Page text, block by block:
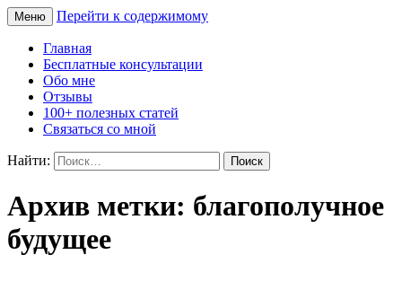
Свет Радости
Меню Перейти к содержимому
Главная
Бесплатные консультации
Обо мне
Отзывы
100+ полезных статей
Связаться со мной
Найти:
Архив метки: благополучное
будущее